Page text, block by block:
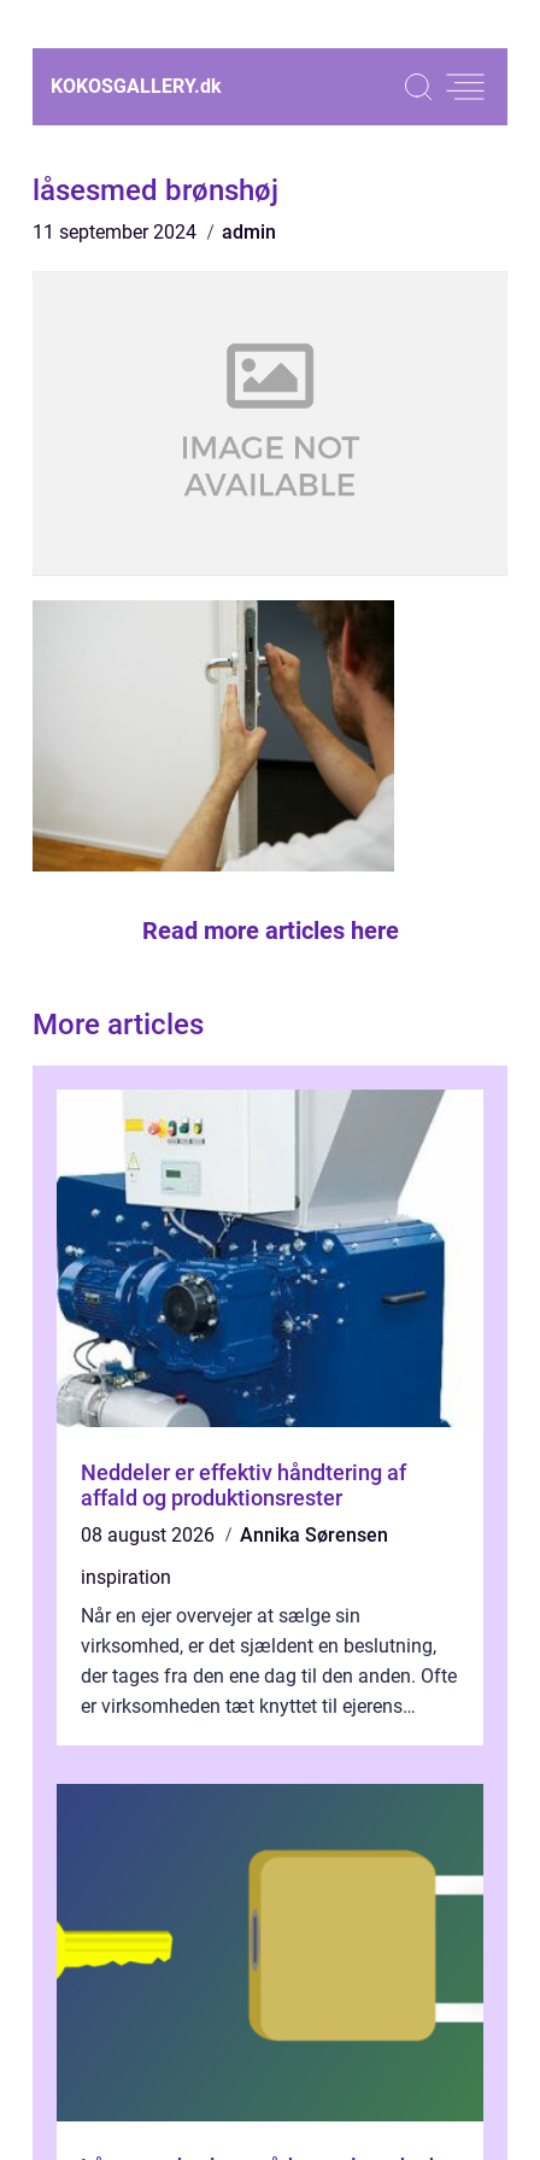
KOKOSGALLERY.dk
låsesmed brønshøj
11 september 2024 admin
Read more articles here
More articles
Neddeler er effektiv håndtering af
affald og produktionsrester
08 august 2026
Annika Sørensen
inspiration
Når en ejer overvejer at sælge sin
virksomhed, er det sjældent en beslutning,
der tages fra den ene dag til den anden. Ofte
er virksomheden tæt knyttet til ejerens